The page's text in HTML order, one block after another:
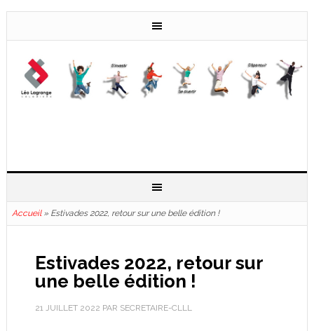
Accueil» Estivades 2022, retour sur une belle édition !
Estivades 2022, retour sur
une belle édition !
21 JUILLET 2022 PAR SECRETAIRE-CLLL